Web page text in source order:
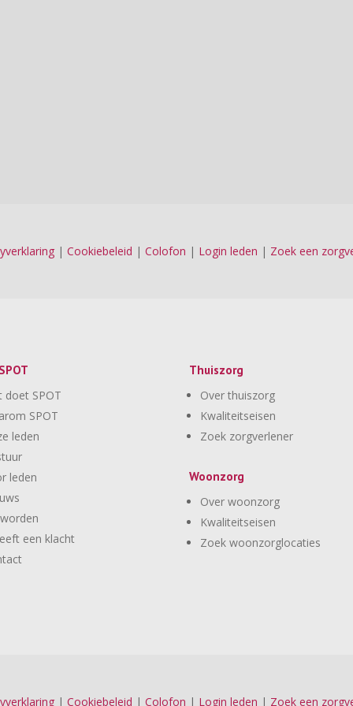
| Cookiebeleid | Colofon | Login leden | Zoek een
doet SPOT
SPOT
leden
leden
een klacht
Thuiszorg
Over thuiszorg
Kwaliteitseisen
Zoek zorgverlener
Woonzorg
Over woonzorg
Kwaliteitseisen
Zoek woonzorglocaties
| Cookiebeleid | Colofon | Login leden | Zoek een